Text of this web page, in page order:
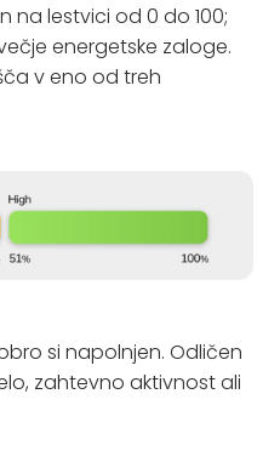
na lestvici od 0 do 100;
energetske zaloge.
v eno od treh
si napolnjen. Odličen
zahtevno aktivnost ali